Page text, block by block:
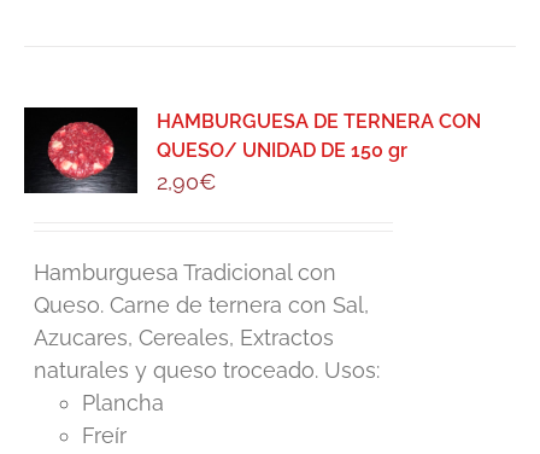
HAMBURGUESA DE TERNERA CON
QUESO/ UNIDAD DE 150 gr
2,90€
Hamburguesa Tradicional con
Queso. Carne de ternera con Sal,
Azucares, Cereales, Extractos
naturales y queso troceado. Usos:
Plancha
Freír